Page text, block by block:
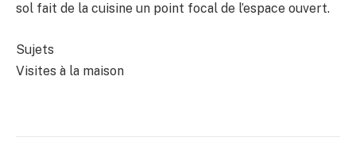
sol fait de la cuisine un point focal de l’espace ouvert.
Sujets
Visites à la maison